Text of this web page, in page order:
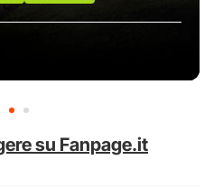
su Fanpage.it